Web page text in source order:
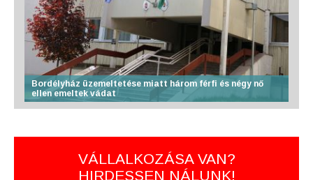
Bordélyház üzemeltetése miatt három férfi és négy nő
ellen emeltek vádat
VÁLLALKOZÁSA VAN?
HIRDESSEN NÁLUNK!